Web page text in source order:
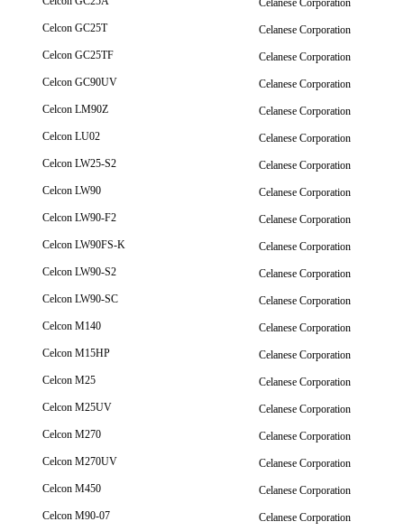
Celanese Corporation
Celcon GC25T
Celanese Corporation
Celcon GC25TF
Celanese Corporation
Celcon GC90UV
Celanese Corporation
Celcon LM90Z
Celanese Corporation
Celcon LU02
Celanese Corporation
Celcon LW25-S2
Celanese Corporation
Celcon LW90
Celanese Corporation
Celcon LW90-F2
Celanese Corporation
Celcon LW90FS-K
Celanese Corporation
Celcon LW90-S2
Celanese Corporation
Celcon LW90-SC
Celanese Corporation
Celcon M140
Celanese Corporation
Celcon M15HP
Celanese Corporation
Celcon M25
Celanese Corporation
Celcon M25UV
Celanese Corporation
Celcon M270
Celanese Corporation
Celcon M270UV
Celanese Corporation
Celcon M450
Celanese Corporation
Celcon M90-07
Celanese Corporation